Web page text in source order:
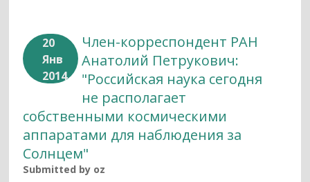
20
Янв
2014
Член-корреспондент РАН
Анатолий Петрукович:
"Российская наука сегодня
не располагает
собственными космическими
аппаратами для наблюдения за
Солнцем"
Submitted by oz